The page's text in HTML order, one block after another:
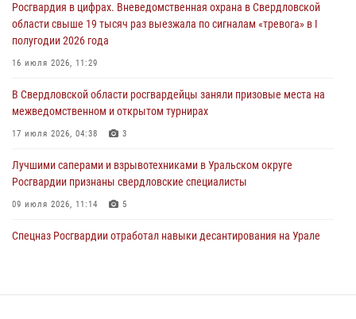
Росгвардия обеспечивает безопасность граждан на южном
направлении
31 июля 2026, 06:56
рассказал об итогах работы подразделения в эфире телекомпании
«Телекон»
30 июля 2026, 11:33 1
Росгвардия в цифрах. Вневедомственная охрана в Свердловской
области свыше 19 тысяч раз выезжала по сигналам «тревога» в I
полугодии 2026 года
16 июля 2026, 11:29
В Свердловской области росгвардейцы заняли призовые места на
межведомственном и открытом турнирах
17 июля 2026, 04:38 3
Лучшими саперами и взрывотехниками в Уральском округе
Росгвардии признаны свердловские специалисты
09 июля 2026, 11:14 5
Спецназ Росгвардии отработал навыки десантирования на Урале